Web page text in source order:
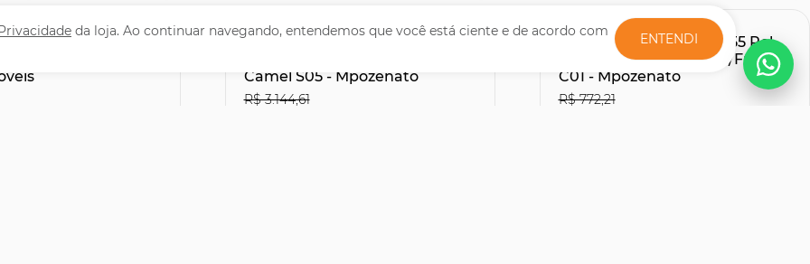
da loja. Ao continuar navegando, entendemos que você está ciente e de acordo com
ENTENDI
Torre
Cama Queen Flutuante Com
Camel S05 - Mpozenato
R$ 3.144,61
Rack Bancada Para TV 55 Pol
150cm Lucca Off White/Freijó
C01 - Mpozenato
R$ 772,21